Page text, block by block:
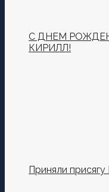
С ДНЕМ
КИРИЛЛ!
Приняли